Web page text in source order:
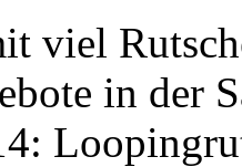
viel
in der